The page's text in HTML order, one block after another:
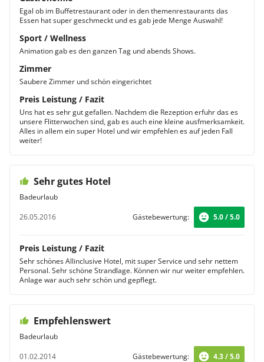
Egal ob im Buffetrestaurant oder in den themenrestaurants das
Essen hat super geschmeckt und es gab jede Menge Auswahl!
Sport / Wellness
Animation gab es den ganzen Tag und abends Shows.
Zimmer
Saubere Zimmer und schön eingerichtet
Preis Leistung / Fazit
Uns hat es sehr gut gefallen. Nachdem die Rezeption erfuhr das es
unsere Flitterwochen sind, gab es auch eine kleine ausfmerksamkeit.
Alles in allem ein super Hotel und wir empfehlen es auf jeden Fall
weiter!
Sehr gutes Hotel
Badeurlaub
26.05.2016
Gästebewertung: 5.0 / 5.0
Preis Leistung / Fazit
Sehr schönes Allinclusive Hotel, mit super Service und sehr nettem
Personal. Sehr schöne Strandlage. Können wir nur weiter empfehlen.
Anlage war auch sehr schön und gepflegt.
Empfehlenswert
Badeurlaub
01.02.2014
Gästebewertung: 4.3 / 5.0